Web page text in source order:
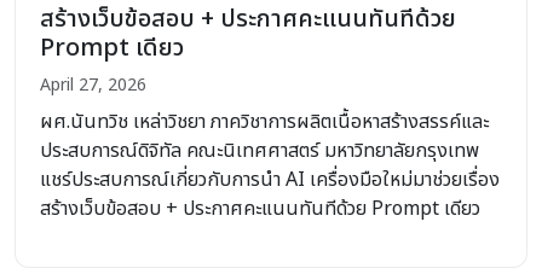
สร้างเว็บข้อสอบ + ประกาศคะแนนทันทีด้วย
Prompt เดียว
April 27, 2026
ผศ.นันทวิช เหล่าวิชยา ภาควิชาการผลิตเนื้อหาสร้างสรรค์และ
ประสบการณ์ดิจิทัล คณะนิเทศศาสตร์ มหาวิทยาลัยกรุงเทพ
แชร์ประสบการณ์เกี่ยวกับการนำ AI เครื่องมือใหม่มาช่วยเรื่อง
สร้างเว็บข้อสอบ + ประกาศคะแนนทันทีด้วย Prompt เดียว